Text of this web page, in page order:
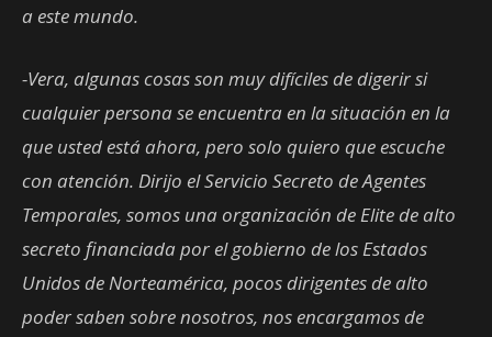
a este mundo.
-Vera, algunas cosas son muy difíciles de digerir si
cualquier persona se encuentra en la situación en la
que usted está ahora, pero solo quiero que escuche
con atención. Dirijo el Servicio Secreto de Agentes
Temporales, somos una organización de Elite de alto
secreto financiada por el gobierno de los Estados
Unidos de Norteamérica, pocos dirigentes de alto
poder saben sobre nosotros, nos encargamos de